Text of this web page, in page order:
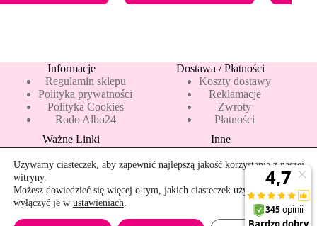
4,50 zł.
3,85 zł.
Informacje
Regulamin sklepu
Polityka prywatności
Polityka Cookies
Rodo Albo24
Dostawa / Płatności
Koszty dostawy
Reklamacje
Zwroty
Płatności
Ważne Linki
Blog
Nowości
Bestsellery
Inne
Pakiety 10 mleka
Mapa strony
Rekomendowane
Kontakt
Szybkie zwroty
Używamy ciasteczek, aby zapewnić najlepszą jakość korzystania z naszej
witryny.
Możesz dowiedzieć się więcej o tym, jakich ciasteczek używamy, lub
wyłączyć je w ustawieniach.